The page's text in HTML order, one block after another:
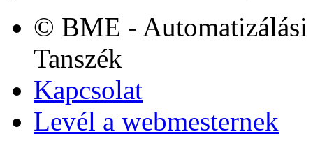
© BME -
Tanszék
Kapcsolat
Levél a webmesternek